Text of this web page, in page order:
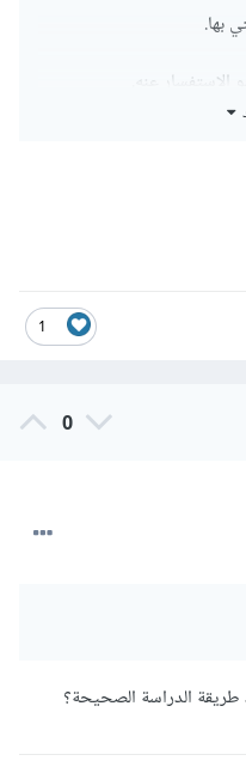
بها.
عنه.
1
0
طريقة الدراسة الصحيحة؟